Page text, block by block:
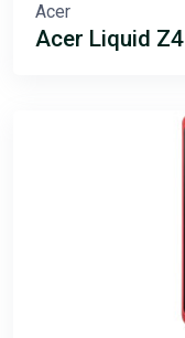
Acer
Acer Liquid Z4